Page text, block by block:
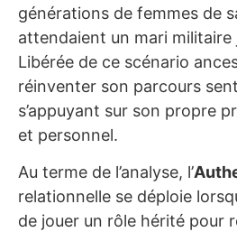
générations de femmes de
attendaient un mari militaire
Libérée de ce scénario
réinventer son parcours
s’appuyant sur son propre
et personnel.
Au terme de l’analyse, l’
relationnelle se déploie
de jouer un rôle hérité pour